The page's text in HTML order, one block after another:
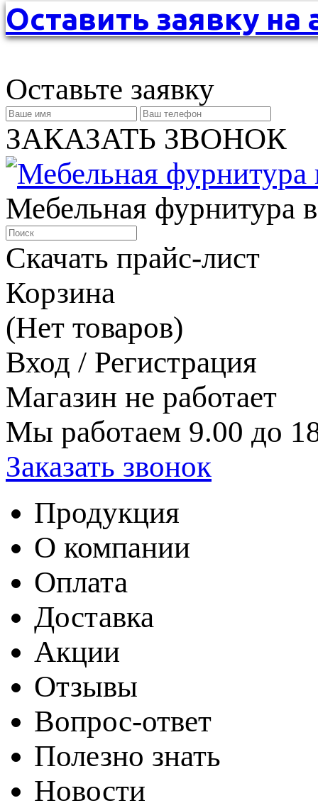
Оставить заявку на
Оставьте заявку
ЗАКАЗАТЬ ЗВОНОК
Мебельная фурнитура
Скачать прайс-лист
Корзина
(Нет товаров)
Вход / Регистрация
Магазин не работает
Мы работаем 9.00 до
Заказать звонок
Продукция
О компании
Оплата
Доставка
Акции
Отзывы
Вопрос-ответ
Полезно знать
Новости